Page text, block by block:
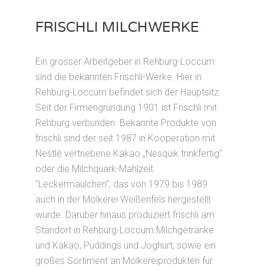
FRISCHLI MILCHWERKE
Ein grosser Arbeitgeber in Rehburg-Loccum
sind die bekannten Frischli-Werke. Hier in
Rehburg-Loccum befindet sich der Hauptsitz.
Seit der Firmengründung 1901 ist Frischli mit
Rehburg verbunden. Bekannte Produkte von
frischli sind der seit 1987 in Kooperation mit
Nestlé vertriebene Kakao „Nesquik trinkfertig“
oder die Milchquark-Mahlzeit
"Leckermäulchen", das von 1979 bis 1989
auch in der Molkerei Weißenfels hergestellt
wurde. Darüber hinaus produziert frischli am
Standort in Rehburg-Loccum Milchgetränke
und Kakao, Puddings und Joghurt, sowie ein
großes Sortiment an Molkereiprodukten für